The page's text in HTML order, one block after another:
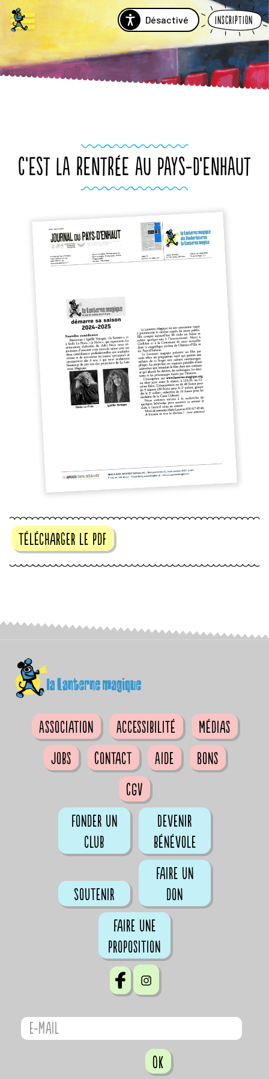
Désactivé Inscription
C’EST LA RENTRÉE AU PAYS-D’ENHAUT
télécharger le pdf
Association Accessibilité
Médias
Jobs
Contact Aide
Bons
CGV
Fonder un
club
Devenir
bénévole
Soutenir
Faire un
don
Faire une
proposition
OK